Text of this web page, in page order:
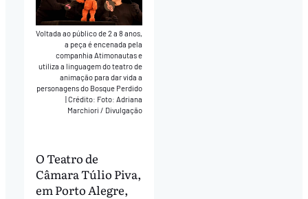
Voltada ao público de 2 a 8 anos,
a peça é encenada pela
companhia Atimonautas e
utiliza a linguagem do teatro de
animação para dar vida a
personagens do Bosque Perdido
|Crédito: Foto: Adriana
Marchiori / Divulgação
O Teatro de
Câmara Túlio Piva,
em Porto Alegre,